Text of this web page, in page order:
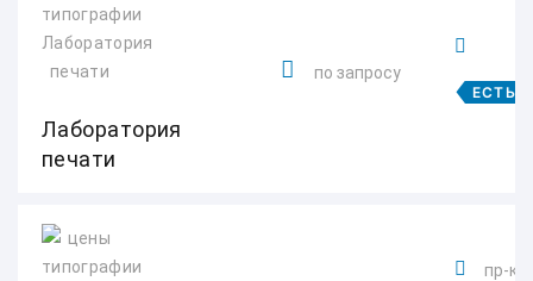
Лаборатория
печати
по запросу
ЕСТЬ
пр-кт